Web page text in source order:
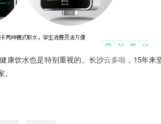
康饮水也是特别重视的。长沙云多啦 ，15年来